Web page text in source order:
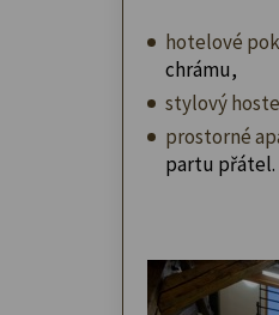
hotelové
chrámu,
stylový
prostorné
partu přátel.